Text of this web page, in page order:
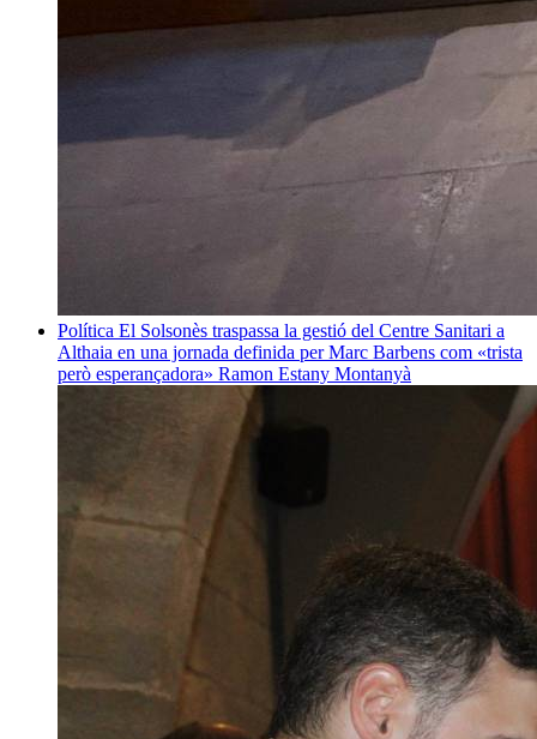
Política El Solsonès traspassa la gestió del Centre Sanitari a
Althaia en una jornada definida per Marc Barbens com «trista
però esperançadora» Ramon Estany Montanyà